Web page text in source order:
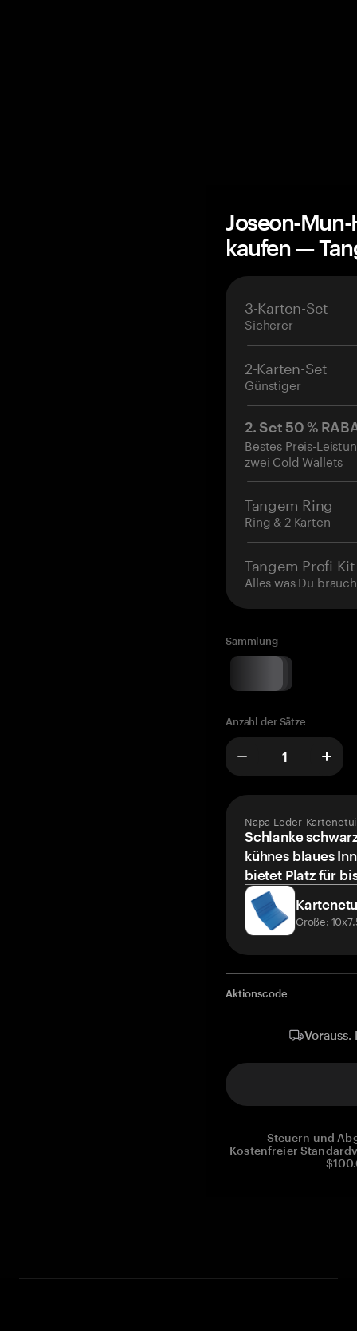
Joseon-
kaufen —
3-Karten-Set
Sicherer
2-Karten-Set
Günstiger
2. Set 50 %
Bestes Preis-
zwei Cold Wallets
Tangem Ring
Ring & 2 Karten
Tangem Profi-Kit
Alles was Du
Sammlung
Anzahl der Sätze
Napa-Leder-
Schlanke
kühnes blaues
bietet Platz für
Größe:
Aktionscode
Steuern und
Kostenfreier